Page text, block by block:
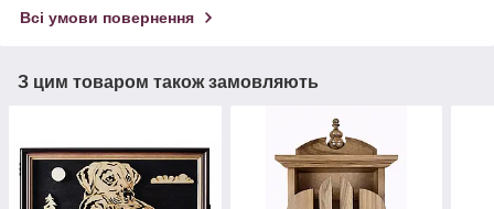
Всі умови повернення
З цим товаром також замовляють